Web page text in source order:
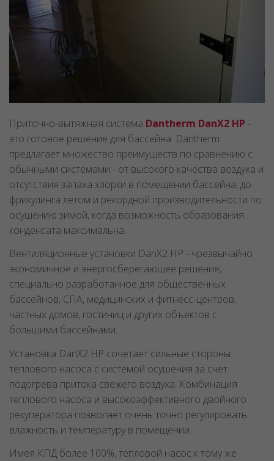
Приточно-вытяжная система Dantherm DanX2 HP -
это готовое решение для бассейна. Dantherm
предлагает множество преимуществ по сравнению с
обычными системами - от высокого качества воздуха и
отсутствия запаха хлорки в помещении бассейна, до
фрикулинга летом и рекордной производительности по
осушению зимой, когда возможность образования
конденсата максимальна.
Вентиляционные установки DanX2 HP - чрезвычайно
экономичное и энергосберегающее решение,
специально разработанное для общественных
бассейнов, СПА, медицинских и фитнесс-центров,
частных домов, гостиниц и других объектов с
большими бассейнами.
Установка DanX2 HP сочетает сильные стороны
теплового насоса с системой осушения за счет
подогрева притока свежего воздуха. Комбинация
теплового насоса и высокоэффективного двойного
рекуператора позволяет очень точно регулировать
влажность и температуру в помещении.
Имея КПД более 100%, тепловой насос к тому же